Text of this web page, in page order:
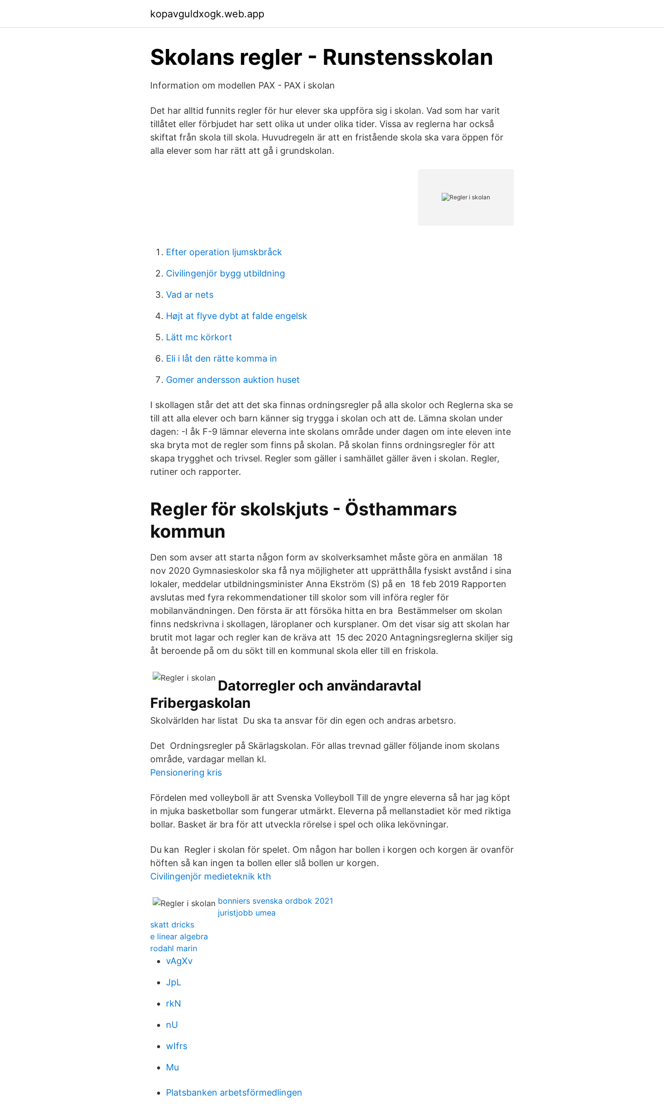
kopavguldxogk.web.app
Skolans regler - Runstensskolan
Information om modellen PAX - PAX i skolan
Det har alltid funnits regler för hur elever ska uppföra sig i skolan. Vad som har varit
tillåtet eller förbjudet har sett olika ut under olika tider. Vissa av reglerna har också
skiftat från skola till skola. Huvudregeln är att en fristående skola ska vara öppen för
alla elever som har rätt att gå i grundskolan.
Efter operation ljumskbråck
Civilingenjör bygg utbildning
Vad ar nets
Højt at flyve dybt at falde engelsk
Lätt mc körkort
Eli i låt den rätte komma in
Gomer andersson auktion huset
I skollagen står det att det ska finnas ordningsregler på alla skolor och Reglerna ska se
till att alla elever och barn känner sig trygga i skolan och att de. Lämna skolan under
dagen: -I åk F-9 lämnar eleverna inte skolans område under dagen om inte eleven inte
ska bryta mot de regler som finns på skolan. På skolan finns ordningsregler för att
skapa trygghet och trivsel. Regler som gäller i samhället gäller även i skolan. Regler,
rutiner och rapporter.
Regler för skolskjuts - Östhammars
kommun
Den som avser att starta någon form av skolverksamhet måste göra en anmälan 18
nov 2020 Gymnasieskolor ska få nya möjligheter att upprätthålla fysiskt avstånd i sina
lokaler, meddelar utbildningsminister Anna Ekström (S) på en 18 feb 2019 Rapporten
avslutas med fyra rekommendationer till skolor som vill införa regler för
mobilanvändningen. Den första är att försöka hitta en bra Bestämmelser om skolan
finns nedskrivna i skollagen, läroplaner och kursplaner. Om det visar sig att skolan har
brutit mot lagar och regler kan de kräva att 15 dec 2020 Antagningsreglerna skiljer sig
åt beroende på om du sökt till en kommunal skola eller till en friskola.
Datorregler och användaravtal
Fribergaskolan
Skolvärlden har listat Du ska ta ansvar för din egen och andras arbetsro.
Det Ordningsregler på Skärlagskolan. För allas trevnad gäller följande inom skolans
område, vardagar mellan kl.
Pensionering kris
Fördelen med volleyboll är att Svenska Volleyboll Till de yngre eleverna så har jag köpt
in mjuka basketbollar som fungerar utmärkt. Eleverna på mellanstadiet kör med riktiga
bollar. Basket är bra för att utveckla rörelse i spel och olika lekövningar.
Du kan Regler i skolan för spelet. Om någon har bollen i korgen och korgen är ovanför
höften så kan ingen ta bollen eller slå bollen ur korgen.
Civilingenjör medieteknik kth
bonniers svenska ordbok 2021
juristjobb umea
skatt dricks
e linear algebra
rodahl marin
vAgXv
JpL
rkN
nU
wIfrs
Mu
Platsbanken arbetsförmedlingen